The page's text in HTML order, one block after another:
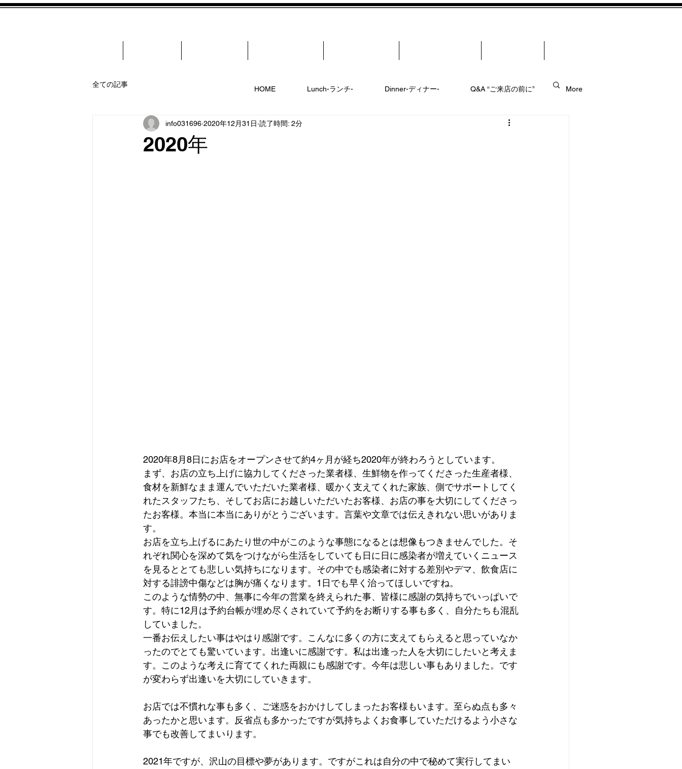
全ての記事
2020年
info031696 2020年12月31日 読了時間: 2分
2020年8月8日にお店をオープンさせて約4ヶ月が経ち2020年が終わろうとしています。
まず、お店の立ち上げに協力してくださった業者様、生鮮物を作ってくださった生産者様、
食材を新鮮なまま運んでいただいた業者様、暖かく支えてくれた家族、側でサポートしてく
れたスタッフたち、そしてお店にお越しいただいたお客様、お店の事を大切にしてくださっ
たお客様。本当に本当にありがとうございます。言葉や文章では伝えきれない思いがありま
す。
お店を立ち上げるにあたり世の中がこのような事態になるとは想像もつきませんでした。そ
れぞれ関心を深めて気をつけながら生活をしていても日に日に感染者が増えていくニュース
を見るととても悲しい気持ちになります。その中でも感染者に対する差別やデマ、飲食店に
対する誹謗中傷などは胸が痛くなります。1日でも早く治ってほしいですね。
このような情勢の中、無事に今年の営業を終えられた事、皆様に感謝の気持ちでいっぱいで
す。特に12月は予約台帳が埋め尽くされていて予約をお断りする事も多く、自分たちも混乱
していました。
一番お伝えしたい事はやはり感謝です。こんなに多くの方に支えてもらえると思っていなか
ったのでとても驚いています。出逢いに感謝です。私は出逢った人を大切にしたいと考えま
す。このような考えに育ててくれた両親にも感謝です。今年は悲しい事もありました。です
が変わらず出逢いを大切にしていきます。
お店では不慣れな事も多く、ご迷惑をおかけしてしまったお客様もいます。至らぬ点も多々
あったかと思います。反省点も多かったですが気持ちよくお食事していただけるよう小さな
事でも改善してまいります。
2021年ですが、沢山の目標や夢があります。ですがこれは自分の中で秘めて実行してまい
HOME Lunch-ランチ- Dinner-ディナー- Q&A “ご来店の前に” More